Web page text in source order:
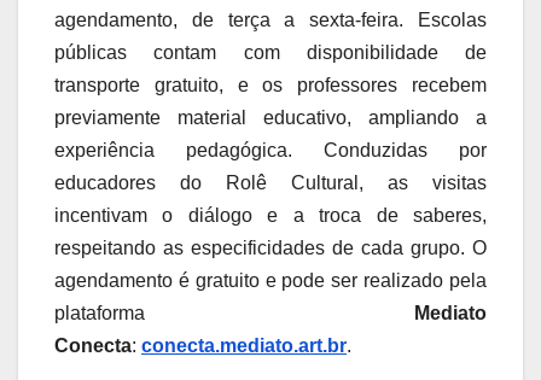
agendamento, de terça a sexta-feira. Escolas
públicas contam com disponibilidade de
transporte gratuito, e os professores recebem
previamente material educativo, ampliando a
experiência pedagógica. Conduzidas por
educadores do Rolê Cultural, as visitas
incentivam o diálogo e a troca de saberes,
respeitando as especificidades de cada grupo. O
agendamento é gratuito e pode ser realizado pela
plataforma
Mediato
Conecta: conecta.mediato.art.br.